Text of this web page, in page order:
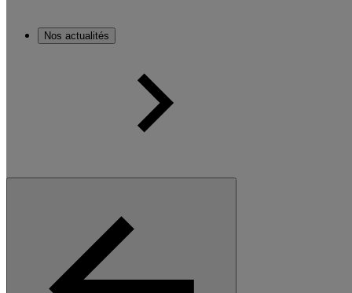
Nos actualités